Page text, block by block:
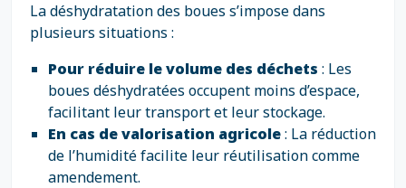
La déshydratation des boues s’impose dans
plusieurs situations :
Pour réduire le volume des déchets : Les
boues déshydratées occupent moins d’espace,
facilitant leur transport et leur stockage.
En cas de valorisation agricole: La réduction
de l’humidité facilite leur réutilisation comme
amendement.